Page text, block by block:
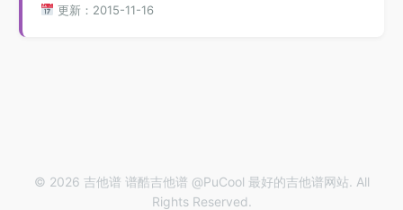
更新：2015-11-16
© 2026 吉他谱 谱酷吉他谱 @PuCool 最好的吉他谱网站. All
Rights Reserved.